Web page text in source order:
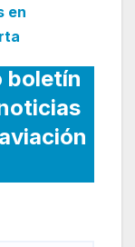
en
boletín